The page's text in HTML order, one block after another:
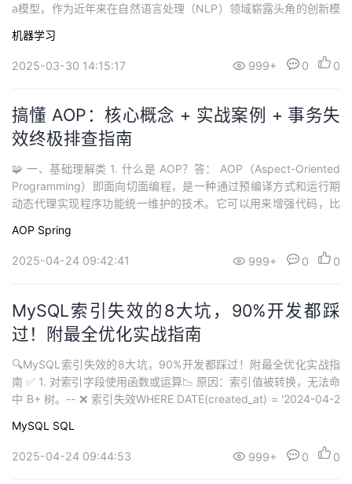
a模型，作为近年来在自然语言处理（NLP）领域崭露头角的创新模
a模型的核心原理、架构创新以及其实际应用，并通过代码实例来演
示其使用方式。 1. Sora模型概述Sora模型是一个基于Transformer
机器学习
2025-03-30 14:15:17 999+ 0 0
搞懂 AOP：核心概念 + 实战案例 + 事务失
效终极排查指南
🧩 一、基础理解类 1. 什么是 AOP？答： AOP（Aspect-Oriented
Programming）即面向切面编程，是一种通过预编译方式和运行期
动态代理实现程序功能统一维护的技术。它可以用来增强代码，比
将横切关注点（如日志、权限、事务等）从业务逻辑中分离，使得
代码更清晰、可维护、可复用。 3. AOP 的常见...
AOP Spring
2025-04-24 09:42:41 999+ 0 0
MySQL索引失效的8大坑，90%开发都踩
过！附最全优化实战指南
🔍MySQL索引失效的8大坑，90%开发都踩过！附最全优化实战指
南 ✅ 1. 对索引字段使用函数或运算📉 原因：索引值被转换，无法命
中 B+ 树。-- ❌ 索引失效WHERE DATE(created_at) = '2024-04-2
WEEN '2024-04-21' AND '2...
MySQL SQL
2025-04-24 09:44:53 999+ 0 0